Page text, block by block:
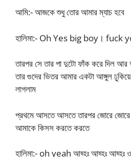
আমি:- আজকে শুধু তোর আমার ম্যাচ হবে
হালিমা:- Oh Yes big boy।
তারপর সে তার পা দুটো ফাঁক করে দিল
তার গুদের ভিতর আমার একটা আঙ্গুল ঢুকিয়ে
লাগলাম
প্রথমে আসতে আসতে তারপর জোরে জোরে
আমাকে কিসস করতে করতে
হালিমা:- oh yeah আহ্হঃ আহ্হঃ আহ্হঃ